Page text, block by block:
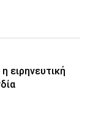
ειρηνευτική